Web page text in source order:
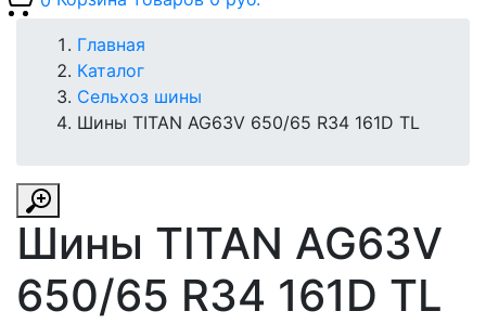
Главная
Каталог
Сельхоз шины
Шины TITAN AG63V 650/65 R34 161D TL
Шины TITAN AG63V
650/65 R34 161D TL